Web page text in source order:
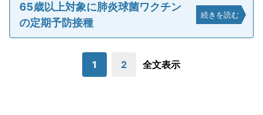
65歳以上対象に肺炎球菌ワクチン
の定期予防接種
続きを読む
1 2 全文表示